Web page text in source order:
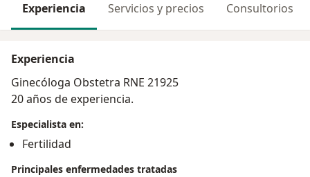
Experiencia Servicios y precios Consultorios
Experiencia
Ginecóloga Obstetra RNE 21925
20 años de experiencia.
Especialista en:
Fertilidad
Principales enfermedades tratadas